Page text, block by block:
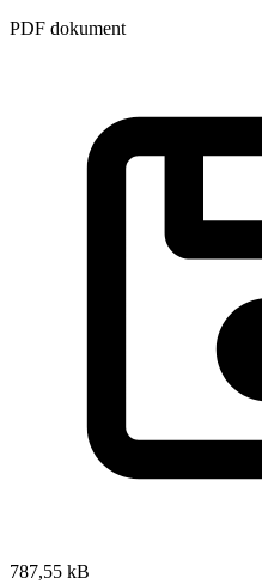
PDF dokument
787,55 kB